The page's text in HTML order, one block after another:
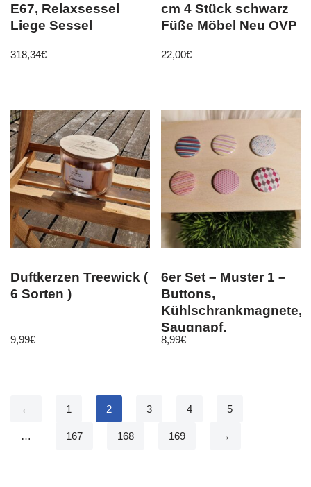
E67, Relaxsessel
Liege Sessel
318,34€
cm 4 Stück schwarz
Füße Möbel Neu OVP
22,00€
Duftkerzen Treewick (
6 Sorten )
9,99€
6er Set – Muster 1 –
Buttons,
Kühlschrankmagnete,
Saugnapf,
Kleidermagnet
8,99€
← 1 2 3 4 5
… 167 168 169 →